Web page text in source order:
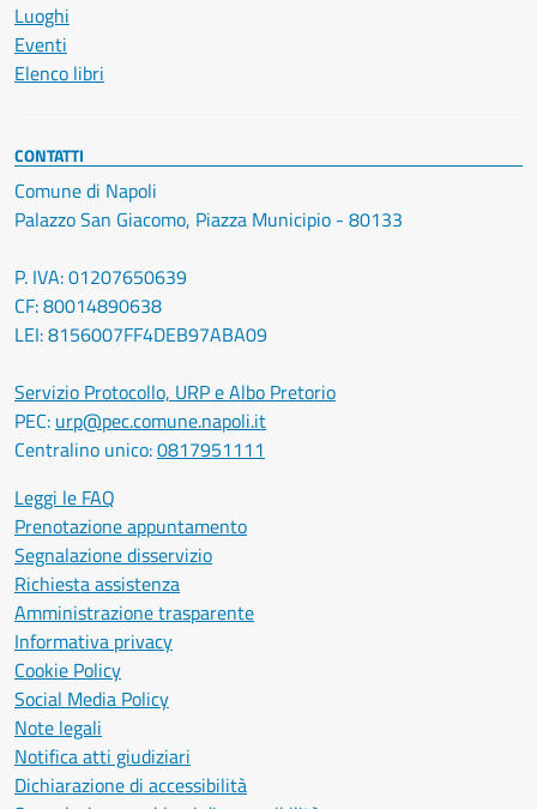
Luoghi
Eventi
Elenco libri
CONTATTI
Comune di Napoli
Palazzo San Giacomo, Piazza Municipio - 80133
P. IVA: 01207650639
CF: 80014890638
LEI: 8156007FF4DEB97ABA09
Servizio Protocollo, URP e Albo Pretorio
PEC: urp@pec.comune.napoli.it
Centralino unico:0817951111
Leggi le FAQ
Prenotazione appuntamento
Segnalazione disservizio
Richiesta assistenza
Amministrazione trasparente
Informativa privacy
Cookie Policy
Social Media Policy
Note legali
Notifica atti giudiziari
Dichiarazione di accessibilità